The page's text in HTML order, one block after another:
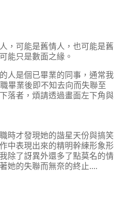
，可能是舊情人，也可能是舊
能只是數面之緣。
人是個已畢業的同事，通常我
畢業後即不知去向而失聯至
落者，煩請透過畫面左下角與
時才發現她的諧星天份與搞笑
中表現出來的精明幹練形象形
除了訝異外還多了點莫名的情
她的失聯而無奈的終止....